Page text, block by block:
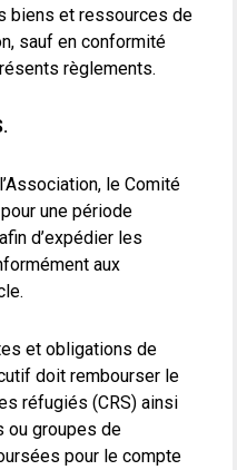
biens et ressources de
sauf en conformité
règlements.
le Comité
une période
d’expédier les
aux
et obligations de
doit rembourser le
réfugiés (CRS) ainsi
ou groupes de
pour le compte